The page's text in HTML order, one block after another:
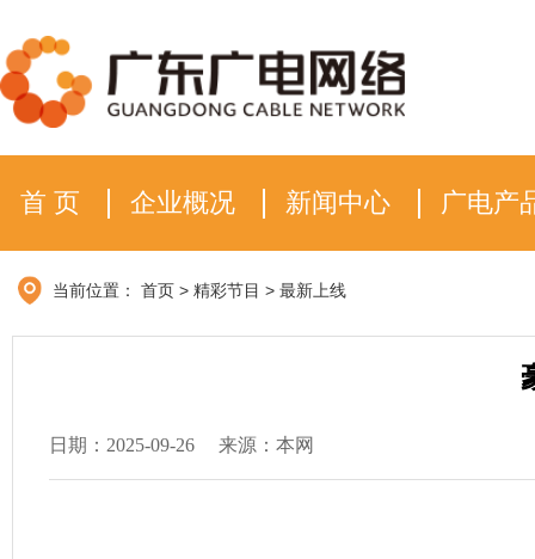
首 页 企业概况 新闻中心 广电产
当前位置： 首页 > 精彩节目 > 最新上线
日期：2025-09-26 来源：本网